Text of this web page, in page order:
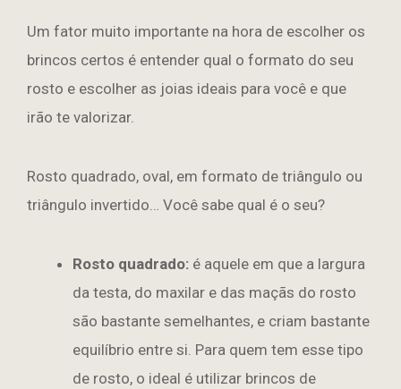
Um fator muito importante na hora de escolher os
brincos certos é entender qual o formato do seu
rosto e escolher as joias ideais para você e que
irão te valorizar.
Rosto quadrado, oval, em formato de triângulo ou
triângulo invertido… Você sabe qual é o seu?
Rosto quadrado: é aquele em que a largura
da testa, do maxilar e das maçãs do rosto
são bastante semelhantes, e criam bastante
equilíbrio entre si. Para quem tem esse tipo
de rosto, o ideal é utilizar brincos de